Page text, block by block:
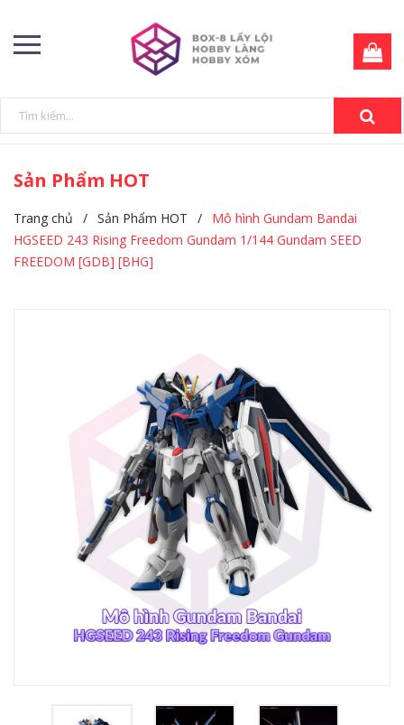
Sản Phẩm HOT
Trang chủ / Sản Phẩm HOT /
Mô hình Gundam Bandai
HGSEED 243 Rising Freedom Gundam 1/144 Gundam SEED
FREEDOM [GDB] [BHG]